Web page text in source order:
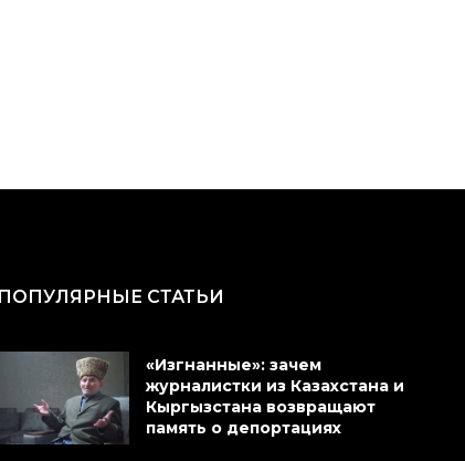
ПОПУЛЯРНЫЕ СТАТЬИ
«Изгнанные»: зачем
журналистки из Казахстана и
Кыргызстана возвращают
память о депортациях